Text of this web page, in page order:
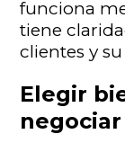
funciona
tiene
clientes y
Elegir
negociar